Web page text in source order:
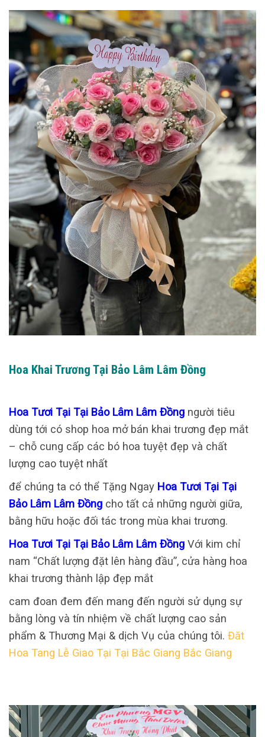
Hoa Khai Trương Tại Bảo Lâm Lâm Đồng
Hoa Tươi Tại Tại Bảo Lâm Lâm Đồng người tiêu
dùng tới có shop hoa mở bán khai trương đẹp mắt
– chỗ cung cấp các bó hoa tuyệt đẹp và chất
lượng cao tuyệt nhất
để chúng ta có thể Tặng Ngay Hoa Tươi Tại Tại
Bảo Lâm Lâm Đồng cho tất cả những người giữa,
bằng hữu hoặc đối tác trong mùa khai trương.
Hoa Tươi Tại Tại Bảo Lâm Lâm Đồng Với kim chỉ
nam “Chất lượng đặt lên hàng đầu”, cửa hàng hoa
khai trương thành lập đẹp mắt
cam đoan đem đến mang đến người sử dụng sự
bằng lòng và tín nhiệm về chất lượng cao sản
phẩm & Thương Mại & dịch Vụ của chúng tôi. Đăt
Hoa Tang Lễ Giao Tại Tại Bắc Giang Bắc Giang